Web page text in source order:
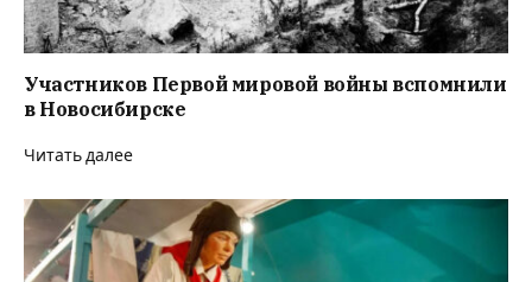
Участников Первой мировой войны вспомнили
в Новосибирске
Читать далее